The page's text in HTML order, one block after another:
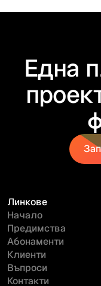
Една
Линкове
Начало
Предимства
Абонаменти
Клиенти
Въпроси
Контакти